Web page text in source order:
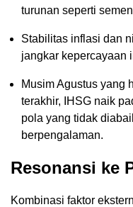
turunan seperti
Stabilitas inflasi dan
jangkar kepercayaan
Musim Agustus yang
terakhir, IHSG naik
pola yang tidak
berpengalaman.
Resonansi ke
Kombinasi faktor